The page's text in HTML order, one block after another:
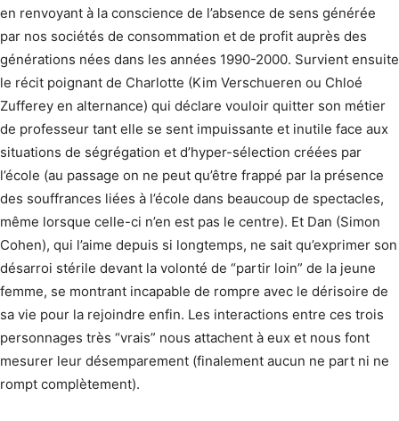
en renvoyant à la conscience de l’absence de sens générée
par nos sociétés de consommation et de profit auprès des
générations nées dans les années 1990-2000. Survient ensuite
le récit poignant de Charlotte (Kim Verschueren ou Chloé
Zufferey en alternance) qui déclare vouloir quitter son métier
de professeur tant elle se sent impuissante et inutile face aux
situations de ségrégation et d’hyper-sélection créées par
l’école (au passage on ne peut qu’être frappé par la présence
des souffrances liées à l’école dans beaucoup de spectacles,
même lorsque celle-ci n’en est pas le centre). Et Dan (Simon
Cohen), qui l’aime depuis si longtemps, ne sait qu’exprimer son
désarroi stérile devant la volonté de “partir loin” de la jeune
femme, se montrant incapable de rompre avec le dérisoire de
sa vie pour la rejoindre enfin. Les interactions entre ces trois
personnages très “vrais” nous attachent à eux et nous font
mesurer leur désemparement (finalement aucun ne part ni ne
rompt complètement).